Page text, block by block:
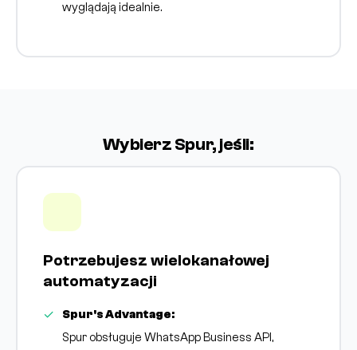
wyglądają idealnie.
Wybierz Spur, jeśli:
Potrzebujesz wielokanałowej
automatyzacji
Spur's Advantage:
Spur obsługuje WhatsApp Business API,